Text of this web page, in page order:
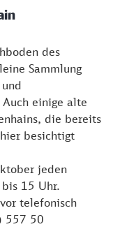
des
Sammlung
einige alte
die bereits
besichtigt
jeden
15 Uhr.
telefonisch
557 50